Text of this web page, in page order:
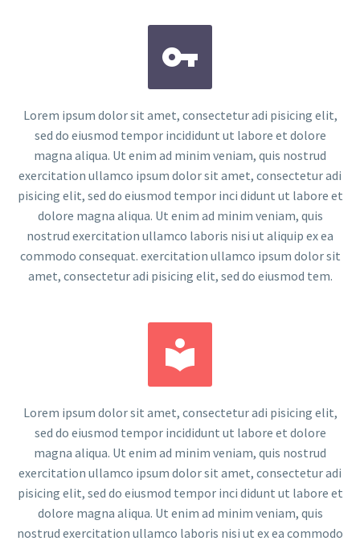


Lorem ipsum dolor sit amet, consectetur adi pisicing elit,
sed do eiusmod tempor incididunt ut labore et dolore
magna aliqua. Ut enim ad minim veniam, quis nostrud
exercitation ullamco ipsum dolor sit amet, consectetur adi
pisicing elit, sed do eiusmod tempor inci didunt ut labore et
dolore magna aliqua. Ut enim ad minim veniam, quis
nostrud exercitation ullamco laboris nisi ut aliquip ex ea
commodo consequat. exercitation ullamco ipsum dolor sit
amet, consectetur adi pisicing elit, sed do eiusmod tem.


Lorem ipsum dolor sit amet, consectetur adi pisicing elit,
sed do eiusmod tempor incididunt ut labore et dolore
magna aliqua. Ut enim ad minim veniam, quis nostrud
exercitation ullamco ipsum dolor sit amet, consectetur adi
pisicing elit, sed do eiusmod tempor inci didunt ut labore et
dolore magna aliqua. Ut enim ad minim veniam, quis
nostrud exercitation ullamco laboris nisi ut ex ea commodo